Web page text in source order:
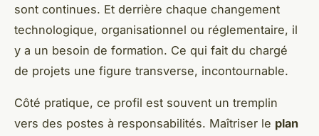
sont continues. Et derrière chaque changement
technologique, organisationnel ou réglementaire, il
y a un besoin de formation. Ce qui fait du chargé
de projets une figure transverse, incontournable.
Côté pratique, ce profil est souvent un tremplin
vers des postes à responsabilités. Maîtriser le plan